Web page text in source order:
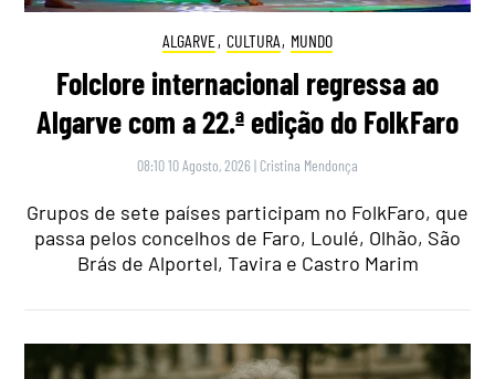
ALGARVE, CULTURA, MUNDO
Folclore internacional regressa ao
Algarve com a 22.ª edição do FolkFaro
08:10 10 Agosto, 2026 | Cristina Mendonça
Grupos de sete países participam no FolkFaro, que
passa pelos concelhos de Faro, Loulé, Olhão, São
Brás de Alportel, Tavira e Castro Marim